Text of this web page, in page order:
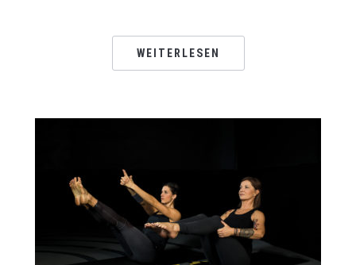
WEITERLESEN